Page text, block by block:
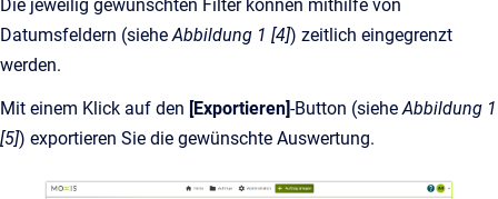
Die jeweilig gewünschten Filter können mithilfe von
Datumsfeldern (sieheAbbildung 1 [4]) zeitlich eingegrenzt
werden.
Mit einem Klick auf den [Exportieren]-Button (sieheAbbildung 1
[5]) exportieren Sie die gewünschte Auswertung.